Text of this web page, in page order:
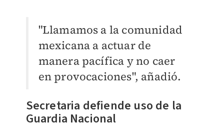
"Llamamos a la comunidad
mexicana a actuar de
manera pacífica y no caer
en provocaciones", añadió.
Secretaria defiende uso de la
Guardia Nacional